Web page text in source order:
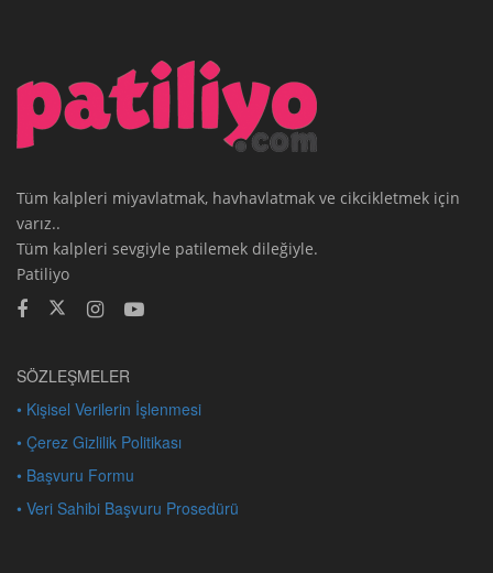
Tüm kalpleri miyavlatmak, havhavlatmak ve cikcikletmek için
varız..
Tüm kalpleri sevgiyle patilemek dileğiyle.
Patiliyo
SÖZLEŞMELER
• Kişisel Verilerin İşlenmesi
• Çerez Gizlilik Politikası
• Başvuru Formu
• Veri Sahibi Başvuru Prosedürü